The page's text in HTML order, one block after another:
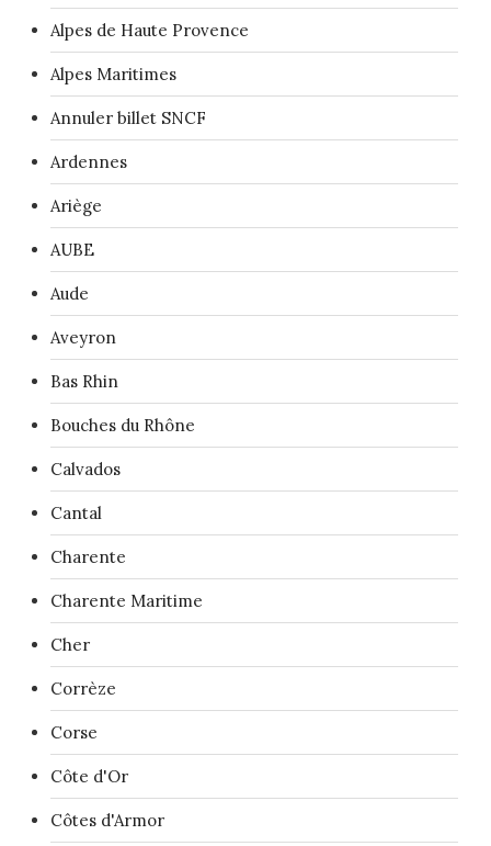
Alpes de Haute Provence
Alpes Maritimes
Annuler billet SNCF
Ardennes
Ariège
AUBE
Aude
Aveyron
Bas Rhin
Bouches du Rhône
Calvados
Cantal
Charente
Charente Maritime
Cher
Corrèze
Corse
Côte d'Or
Côtes d'Armor